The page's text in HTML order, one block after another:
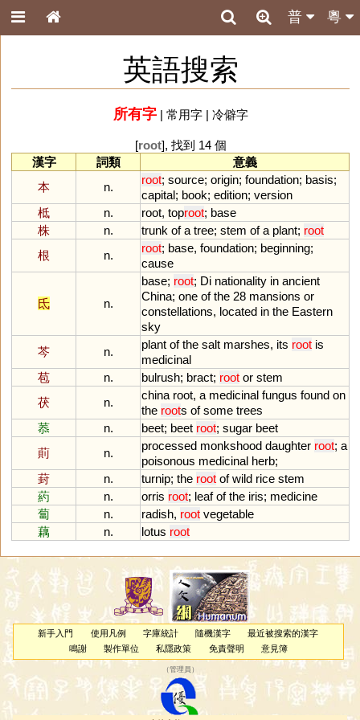
粵
普
英語搜索
所有字| 常用字| 冷僻字
[root], 找到 14 個
漢字
詞類
意義
本
n.
root; source; origin; foundation; basis;
capital; book; edition; version
柢
n. root, toproot; base
株
n. trunk of a tree; stem of a plant; root
根
n.
root; base, foundation; beginning;
cause
氐 n.
base; root; Di nationality in ancient
China; one of the 28 mansions or
constellations, located in the Eastern
sky
芩
n.
plant of the salt marshes, its root is
medicinal
苞
n. bulrush; bract; root or stem
茯
n.
china root, a medicinal fungus found on
the roots of some trees
菾
n. beet; beet root; sugar beet
萴
n.
processed monkshood daughter root; a
poisonous medicinal herb;
葑
n. turnip; the root of wild rice stem
葯
n. orris root; leaf of the iris; medicine
蔔
n. radish, root vegetable
藕
n. lotus root
新手入門 使用凡例 字庫統計 隨機漢字
最近被搜索的漢字
鳴謝
製作單位 私隱政策 免責聲明 意見簿
（管理員 ）